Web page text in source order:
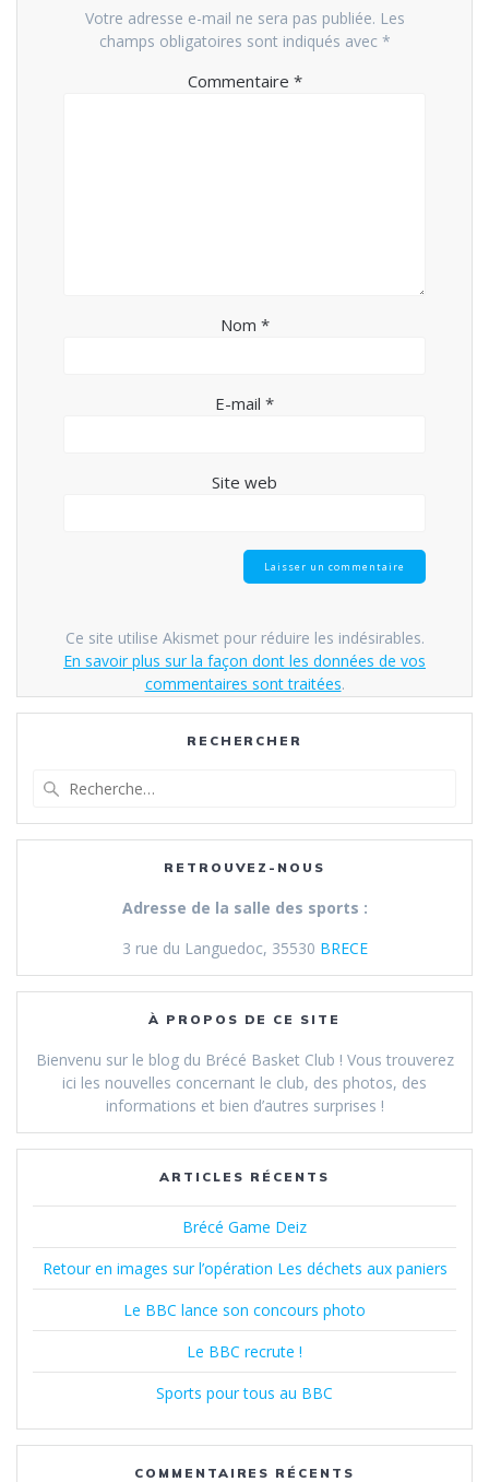
Votre adresse e-mail ne sera pas publiée. Les
champs obligatoires sont indiqués avec *
Commentaire *
Nom *
E-mail *
Site web
Ce site utilise Akismet pour réduire les indésirables.
En savoir plus sur la façon dont les données de vos
commentaires sont traitées.
RECHERCHER
:
RETROUVEZ-NOUS
Adresse de la salle des sports :
3 rue du Languedoc, 35530 BRECE
À PROPOS DE CE SITE
Bienvenu sur le blog du Brécé Basket Club ! Vous trouverez
ici les nouvelles concernant le club, des photos, des
informations et bien d’autres surprises !
ARTICLES RÉCENTS
Brécé Game Deiz
Retour en images sur l’opération Les déchets aux paniers
Le BBC lance son concours photo
Le BBC recrute !
Sports pour tous au BBC
COMMENTAIRES RÉCENTS